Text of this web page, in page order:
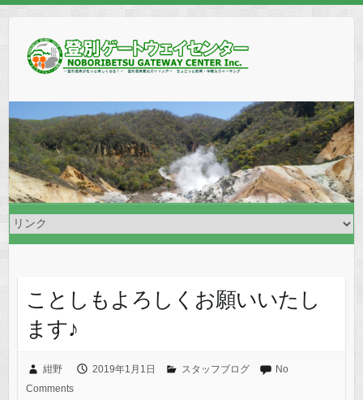
ことしもよろしくお願いいたし
ます♪
紺野 2019年1月1日 スタッフブログ
No
Comments